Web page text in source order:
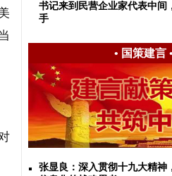
书记来到民营企业家代表中间
手
• 国策建言•
张显良：深入贯彻十九大精神